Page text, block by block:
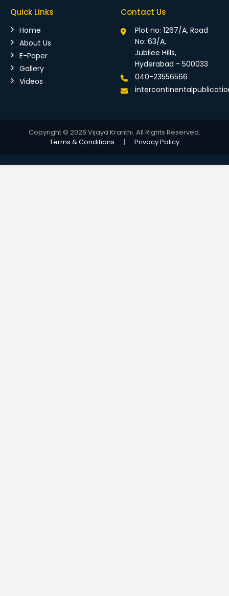
Quick Links
Home
About Us
E-Paper
Gallery
Videos
Contact Us
Plot no: 1267/A, Road
No: 63/A,
Jubilee Hills,
Hyderabad - 500033
040-23556566
Copyright © 2026 Vijaya Kranthi. All Rights Reserved.
Terms & Conditions
| Privacy Policy